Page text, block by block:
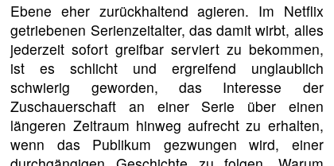
Ebene eher zurückhaltend agieren. Im Netflix
getriebenen Serienzeitalter, das damit wirbt, alles
jederzeit sofort greifbar serviert zu bekommen,
ist es schlicht und ergreifend unglaublich
schwierig geworden, das Interesse der
Zuschauerschaft an einer Serie über einen
längeren Zeitraum hinweg aufrecht zu erhalten,
wenn das Publikum gezwungen wird, einer